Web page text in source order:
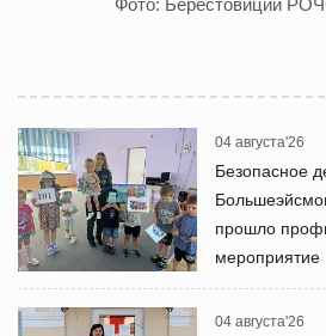
Фото: Берестовиций
04 августа'26
Безопасное
прошло
мероприятие
04 августа'26